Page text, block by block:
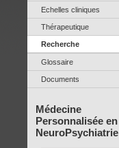
Echelles cliniques
Thérapeutique
Recherche
Glossaire
Documents
Médecine
Personnalisée en
NeuroPsychiatrie